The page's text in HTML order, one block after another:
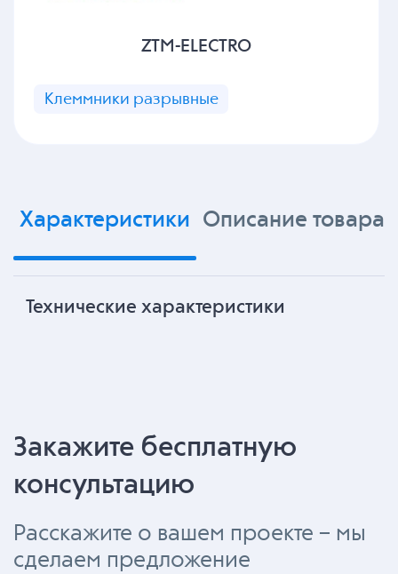
ZTM-ELECTRO
Клеммники разрывные
Характеристики Описание товара
Технические характеристики
Закажите бесплатную
консультацию
Расскажите о вашем проекте – мы
сделаем предложение